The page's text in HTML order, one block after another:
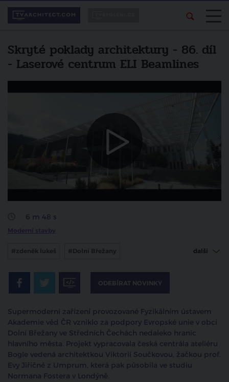
Skryté poklady architektury - 86. díl
- Laserové centrum ELI Beamlines
Líbí se vám pořad? Další video
6 m 48 s
Moderní stavby
#zdeněk lukeš #Dolní Břežany další
ODEBÍRAT NOVINKY
Supermoderní zařízení provozované Fyzikálním ústavem
Akademie věd ČR vzniklo za podpory Evropské unie v obci
Dolní Břežany ve Středních Čechách nedaleko hranic
hlavního města. Projekt vypracovala česká centrála ateliéru
Bogle vedená architektkou Viktorií Součkovou, žačkou prof.
Evy Jiřičné z Umprum, která pak působila ve studiu
Normana Fostera v Londýně.